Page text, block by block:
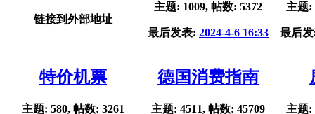
链接到外部地址
主题: 1009, 帖数: 5372
最后发表: 2024-4-6 16:33
主题:
最后
特价机票
主题: 580, 帖数: 3261
德国消费指南
主题: 4511, 帖数: 45709 主题: